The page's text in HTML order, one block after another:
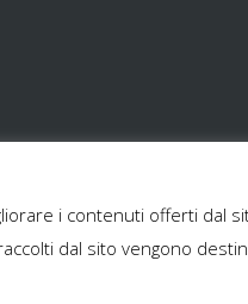
i contenuti offerti dal
dal sito vengono